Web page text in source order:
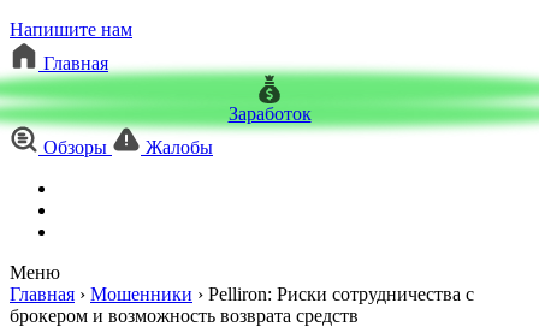
Напишите нам
Главная
Заработок
Обзоры
Жалобы
Меню
Главная › Мошенники › Pelliron: Риски сотрудничества с
брокером и возможность возврата средств